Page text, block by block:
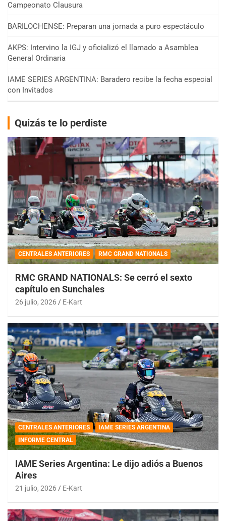
Campeonato Clausura
BARILOCHENSE: Preparan una jornada a puro espectáculo
AKPS: Intervino la IGJ y oficializó el llamado a Asamblea
General Ordinaria
IAME SERIES ARGENTINA: Baradero recibe la fecha especial
con Invitados
Quizás te lo perdiste
CENTRALES ANTERIORES RMC GRAND NATIONALS
RMC GRAND NATIONALS: Se cerró el sexto
capítulo en Sunchales
26 julio, 2026 E-Kart
CENTRALES ANTERIORES
IAME SERIES ARGENTINA
INFORME CENTRAL
IAME Series Argentina: Le dijo adiós a Buenos
Aires
21 julio, 2026 E-Kart